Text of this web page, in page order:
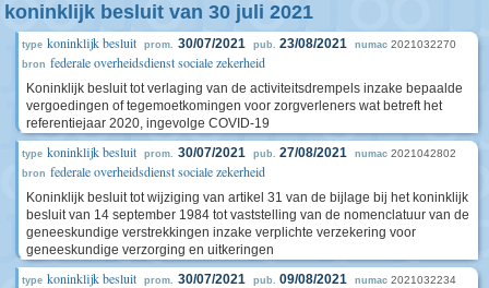
koninklijk besluit van 30 juli 2021
type koninklijk besluit prom. 30/07/2021 pub. 23/08/2021 numac 2021032270
bron federale overheidsdienst sociale zekerheid
Koninklijk besluit tot verlaging van de activiteitsdrempels inzake bepaalde
vergoedingen of tegemoetkomingen voor zorgverleners wat betreft het
referentiejaar 2020, ingevolge COVID-19
type koninklijk besluit prom. 30/07/2021 pub. 27/08/2021 numac 2021042802
bron federale overheidsdienst sociale zekerheid
Koninklijk besluit tot wijziging van artikel 31 van de bijlage bij het koninklijk
besluit van 14 september 1984 tot vaststelling van de nomenclatuur van de
geneeskundige verstrekkingen inzake verplichte verzekering voor
geneeskundige verzorging en uitkeringen
type koninklijk besluit prom. 30/07/2021 pub. 09/08/2021 numac 2021032234